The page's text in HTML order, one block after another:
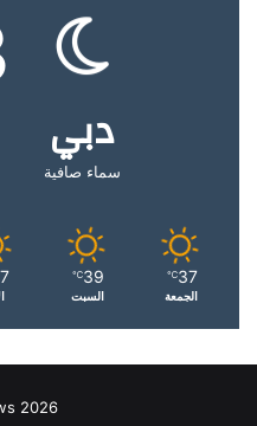
دبي
سماء صافية
37
℃
الجمعة
39
℃
السبت
2026